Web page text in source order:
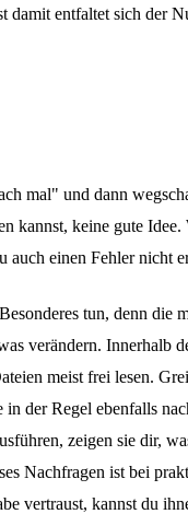
damit entfaltet sich der
mal" und dann
kannst, keine gute Idee.
auch einen Fehler nicht
tun, denn die
verändern. Innerhalb
meist frei lesen.
in der Regel ebenfalls
zeigen sie dir,
Nachfragen ist bei
vertraust, kannst du